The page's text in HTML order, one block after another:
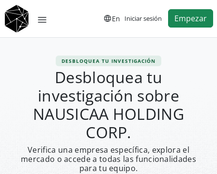
En Iniciar sesión Empezar
DESBLOQUEA TU INVESTIGACIÓN
Desbloquea tu
investigación sobre
NAUSICAA HOLDING
CORP.
Verifica una empresa específica, explora el
mercado o accede a todas las funcionalidades
para tu equipo.